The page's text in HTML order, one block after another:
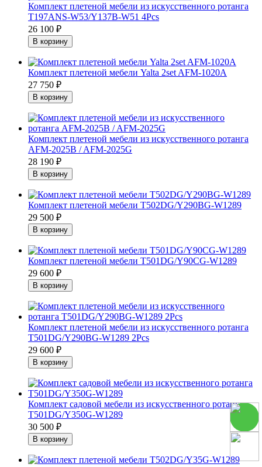
Комплект плетеной мебели из искусственного ротанга
T197ANS-W53/Y137B-W51 4Pcs
26 100 ₽
Комплект плетеной мебели Yalta 2set AFM-1020A
27 750 ₽
Комплект плетеной мебели из искусственного ротанга
AFM-2025B / AFM-2025G
28 190 ₽
Комплект плетеной мебели Т502DG/Y290BG-W1289
29 500 ₽
Комплект плетеной мебели Т501DG/Y90CG-W1289
29 600 ₽
Комплект плетеной мебели из искусственного ротанга
T501DG/Y290BG-W1289 2Pcs
29 600 ₽
Комплект садовой мебели из искусственного ротанга
Т501DG/Y350G-W1289
30 500 ₽